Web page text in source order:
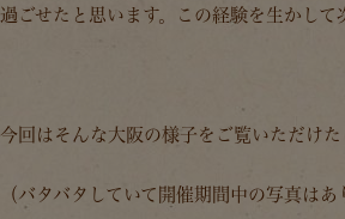
過ごせたと思います。この経験を生かし
今回はそんな大阪の様子をご覧いただけた
（バタバタしていて開催期間中の写真は